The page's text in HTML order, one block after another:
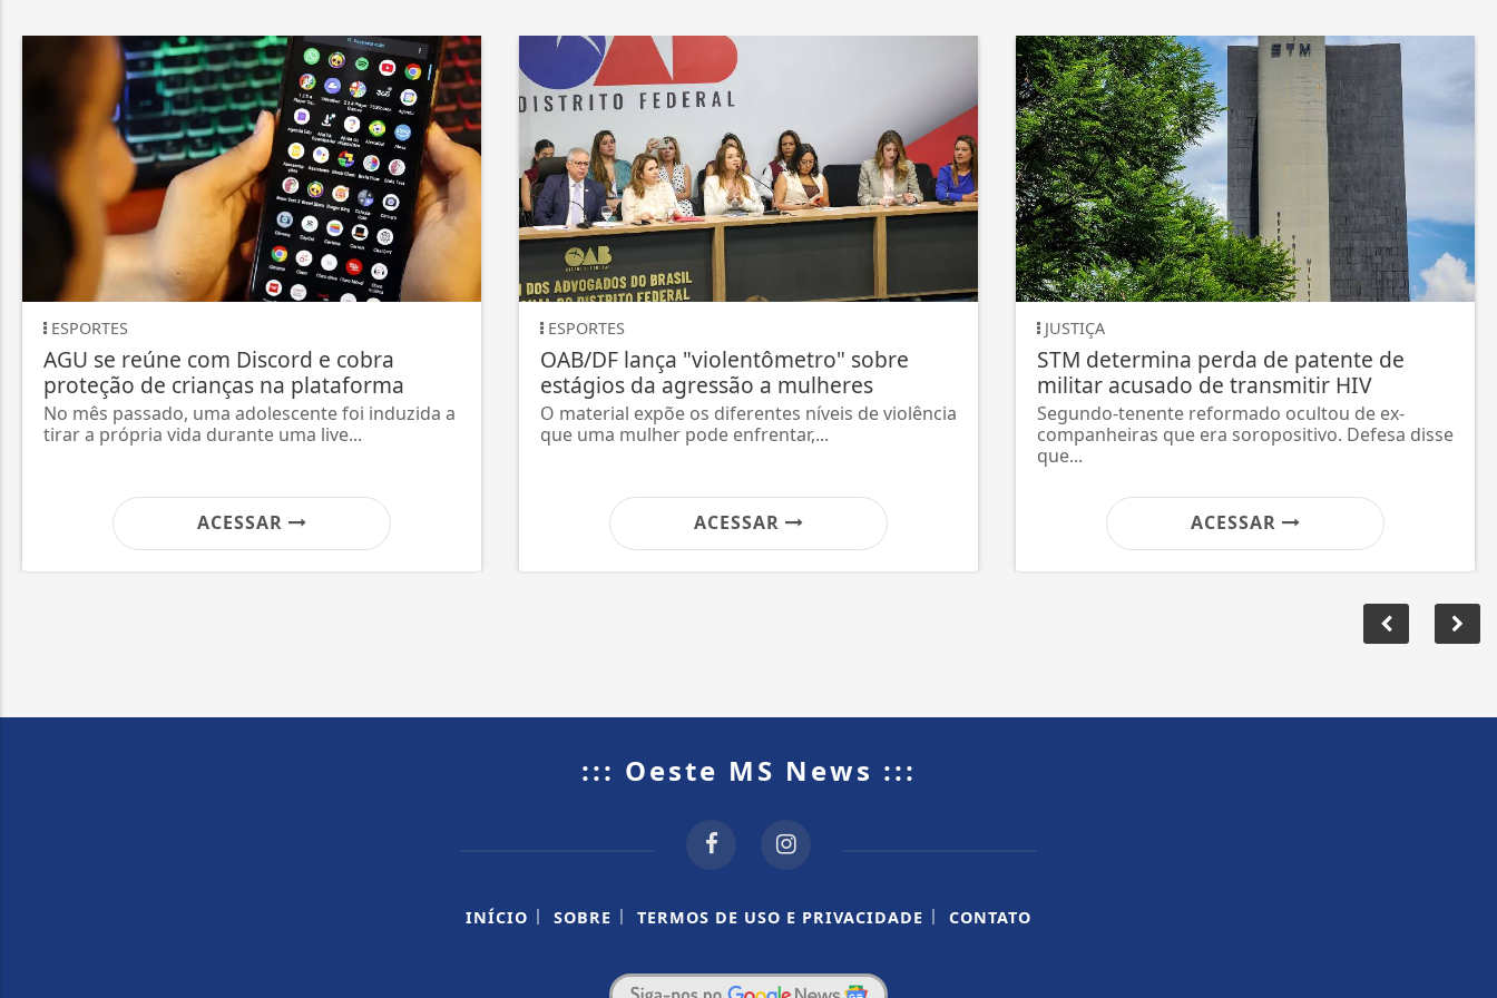
ESPORTES
AGU se reúne com Discord e cobra
proteção de crianças na plataforma
No mês passado, uma adolescente foi induzida a
tirar a própria vida durante uma live...
ACESSAR
ESPORTES
OAB/DF lança "violentômetro" sobre
estágios da agressão a mulheres
O material expõe os diferentes níveis de violência
que uma mulher pode enfrentar,...
ACESSAR
JUSTIÇA
STM determina perda de patente de
militar acusado de transmitir HIV
Segundo-tenente reformado ocultou de ex-
companheiras que era soropositivo. Defesa disse
que...
ACESSAR
::: Oeste MS News :::
INÍCIO | SOBRE | TERMOS DE USO E PRIVACIDADE | CONTATO